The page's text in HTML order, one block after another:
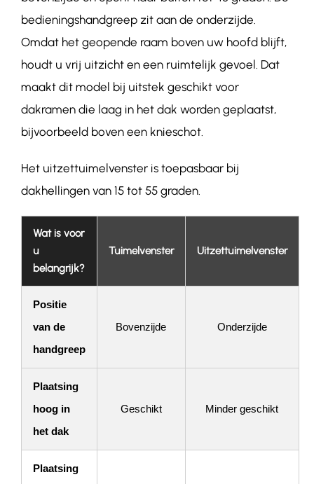
bedieningshandgreep zit aan de onderzijde.
Omdat het geopende raam boven uw hoofd blijft,
houdt u vrij uitzicht en een ruimtelijk gevoel. Dat
maakt dit model bij uitstek geschikt voor
dakramen die laag in het dak worden geplaatst,
bijvoorbeeld boven een knieschot.
Het uitzettuimelvenster is toepasbaar bij
dakhellingen van 15 tot 55 graden.
Wat is voor
u
belangrijk?
Tuimelvenster Uitzettuimelvenster
Positie
van de
handgreep
Bovenzijde Onderzijde
Plaatsing
hoog in
het dak
Geschikt Minder geschikt
Plaatsing